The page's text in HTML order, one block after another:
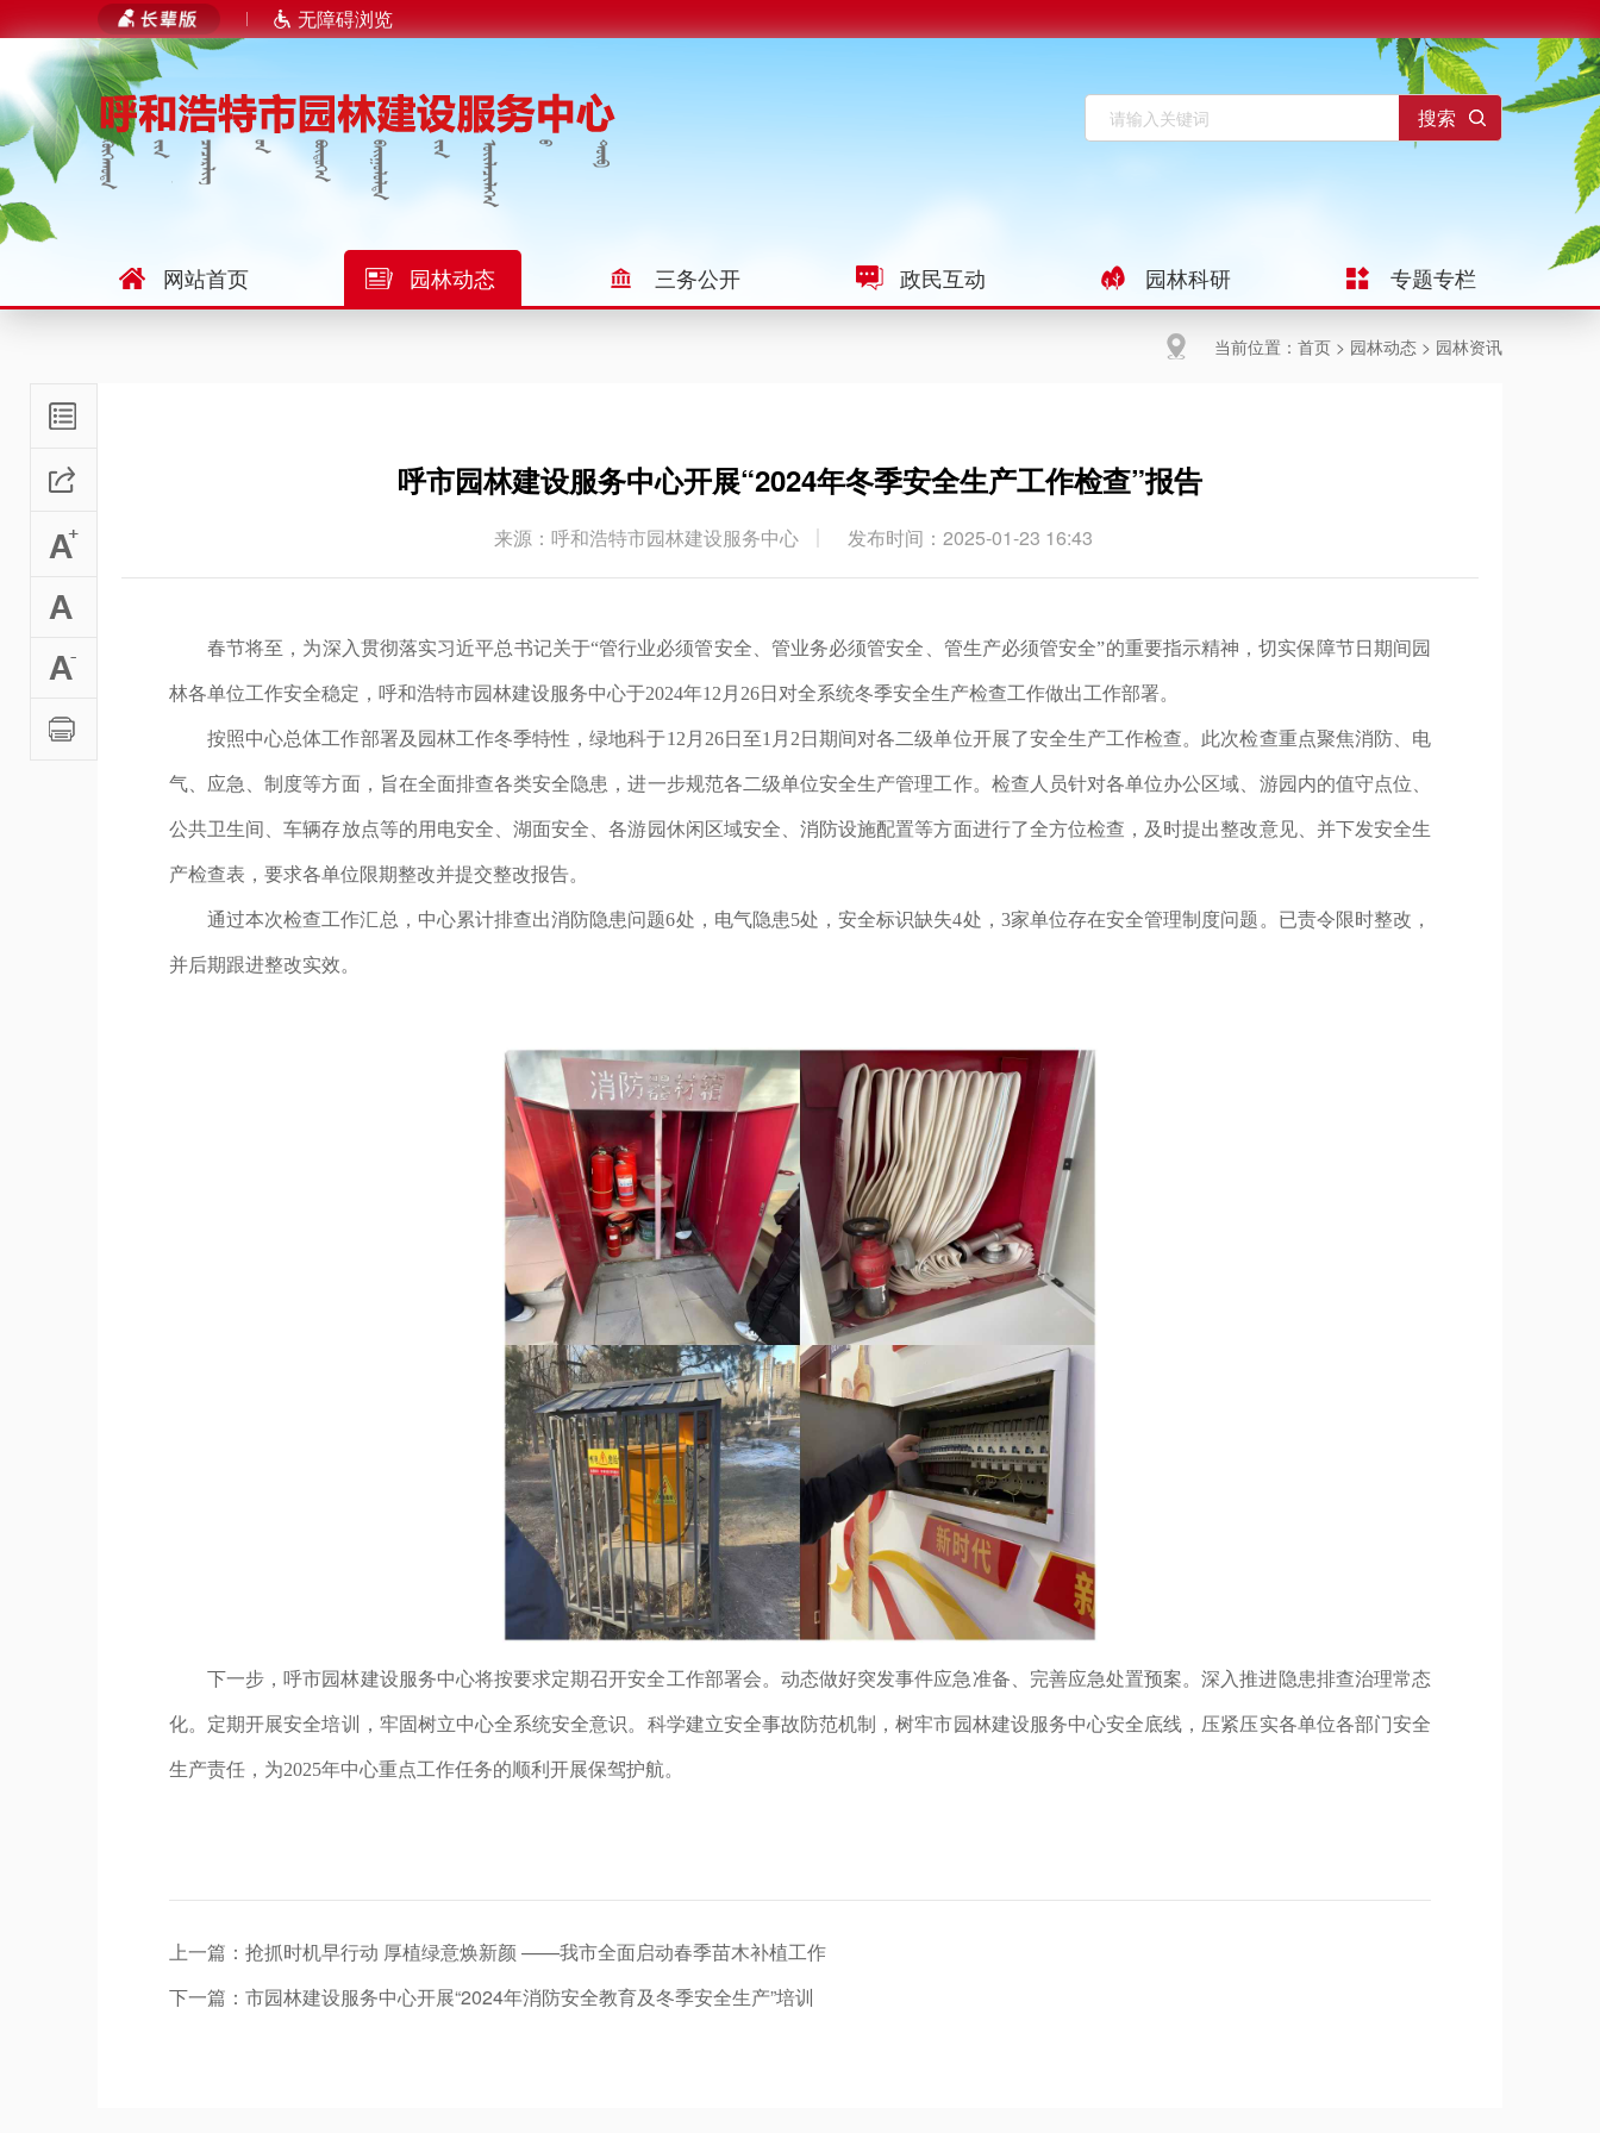
无障碍浏览
网站首页 园林动态 三务公开 政民互动 园林科研 专题专栏
当前位置： 首页 > 园林动态 > 园林资讯
呼市园林建设服务中心开展“2024年冬季安全生产工作检查”报告
来源：呼和浩特市园林建设服务中心 发布时间：2025-01-23 16:43
春节将至，为深入贯彻落实习近平总书记关于“管行业必须管安全、管业务必须管安全、管生产必须管安全”的重要指示精神，切实保障节日期间园
林各单位工作安全稳定，呼和浩特市园林建设服务中心于2024年12月26日对全系统冬季安全生产检查工作做出工作部署。
按照中心总体工作部署及园林工作冬季特性，绿地科于12月26日至1月2日期间对各二级单位开展了安全生产工作检查。此次检查重点聚焦消防、电
气、应急、制度等方面，旨在全面排查各类安全隐患，进一步规范各二级单位安全生产管理工作。检查人员针对各单位办公区域、游园内的值守点位、
公共卫生间、车辆存放点等的用电安全、湖面安全、各游园休闲区域安全、消防设施配置等方面进行了全方位检查，及时提出整改意见、并下发安全生
产检查表，要求各单位限期整改并提交整改报告。
通过本次检查工作汇总，中心累计排查出消防隐患问题6处，电气隐患5处，安全标识缺失4处，3家单位存在安全管理制度问题。已责令限时整改，
并后期跟进整改实效。
下一步，呼市园林建设服务中心将按要求定期召开安全工作部署会。动态做好突发事件应急准备、完善应急处置预案。深入推进隐患排查治理常态
化。定期开展安全培训，牢固树立中心全系统安全意识。科学建立安全事故防范机制，树牢市园林建设服务中心安全底线，压紧压实各单位各部门安全
生产责任，为2025年中心重点工作任务的顺利开展保驾护航。
上一篇： 抢抓时机早行动 厚植绿意焕新颜 ——我市全面启动春季苗木补植工作
下一篇： 市园林建设服务中心开展“2024年消防安全教育及冬季安全生产”培训